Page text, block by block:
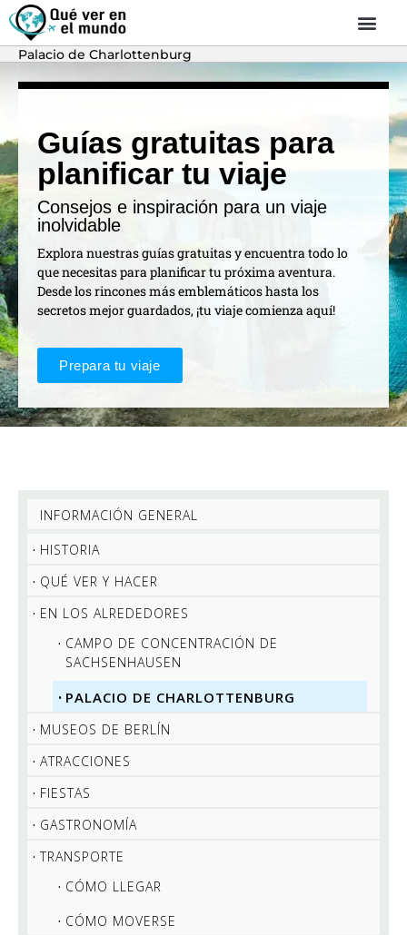
Palacio de Charlottenburg
Guías gratuitas para
planificar tu viaje
Consejos e inspiración para un viaje
inolvidable
Explora nuestras guías gratuitas y encuentra todo lo
que necesitas para planificar tu próxima aventura.
Desde los rincones más emblemáticos hasta los
secretos mejor guardados, ¡tu viaje comienza aquí!
Prepara tu viaje
INFORMACIÓN GENERAL
HISTORIA
QUÉ VER Y HACER
EN LOS ALREDEDORES
CAMPO DE CONCENTRACIÓN DE
SACHSENHAUSEN
PALACIO DE CHARLOTTENBURG
MUSEOS DE BERLÍN
ATRACCIONES
FIESTAS
GASTRONOMÍA
TRANSPORTE
CÓMO LLEGAR
CÓMO MOVERSE